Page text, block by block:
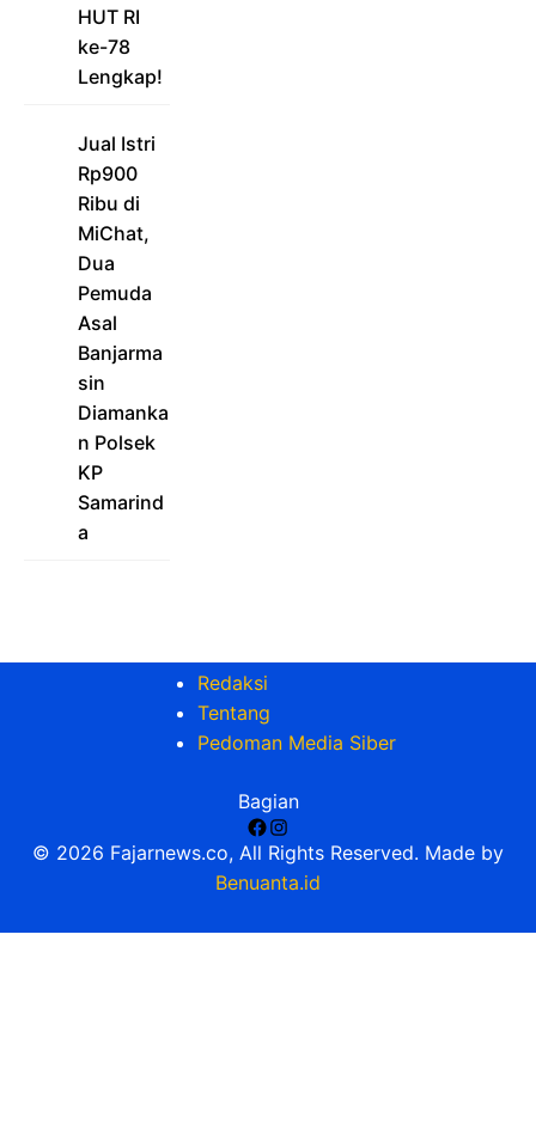
HUT RI
ke-78
Lengkap!
Jual Istri
Rp900
Ribu di
MiChat,
Dua
Pemuda
Asal
Banjarma
sin
Diamanka
n Polsek
KP
Samarind
a
Redaksi
Tentang
Pedoman Media Siber
Bagian
Facebook
Instagram
© 2026 Fajarnews.co, All Rights Reserved. Made by
Benuanta.id